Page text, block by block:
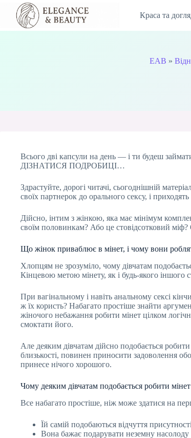
Перейти
вмісту
Краса та
EAB »
Всього дві капсули на день — і ти будеш
ДІЗНАТИСЯ ПОДРОБИЦІ…
Здрастуйте, дорогі читачі, сьогоднішній
своїх партнерок до орального сексу, і
Дійсно, інтим з жінкою, яка має мінімум
своїм половинкам? Або це стовідсотковий міф?
Що жінок приваблює в мінет, і чому вони
Хлопцям не зрозуміло, чому дівчатам
Кінцевою метою мінету, як і будь-якого іншого
При вагінальному і навіть анальному сексі
ж їх користь? Набагато простіше знайти
жіночого небажання робити мінет цілком
смоктати його.
Але деяким дівчатам дійсно подобається
близькості, повинен приносити задоволення
принесе нічого хорошого.
Чому деяким дівчатам подобається робити
Все набагато простіше, ніж може здатися на
Їй самій подобаються відчуття
Вона бажає подарувати неземну насолоду